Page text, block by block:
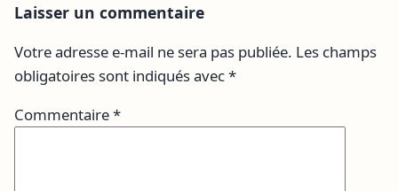
Laisser un commentaire
Votre adresse e-mail ne sera pas publiée. Les champs
obligatoires sont indiqués avec*
Commentaire*